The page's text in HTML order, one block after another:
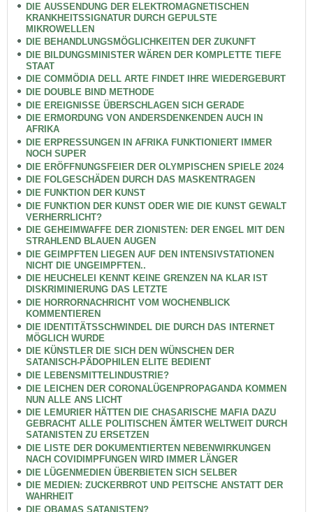
DIE AUSSENDUNG DER ELEKTROMAGNETISCHEN
KRANKHEITSSIGNATUR DURCH GEPULSTE
MIKROWELLEN
DIE BEHANDLUNGSMÖGLICHKEITEN DER ZUKUNFT
DIE BILDUNGSMINISTER WÄREN DER KOMPLETTE TIEFE
STAAT
DIE COMMÖDIA DELL ARTE FINDET IHRE WIEDERGEBURT
DIE DOUBLE BIND METHODE
DIE EREIGNISSE ÜBERSCHLAGEN SICH GERADE
DIE ERMORDUNG VON ANDERSDENKENDEN AUCH IN
AFRIKA
DIE ERPRESSUNGEN IN AFRIKA FUNKTIONIERT IMMER
NOCH SUPER
DIE ERÖFFNUNGSFEIER DER OLYMPISCHEN SPIELE 2024
DIE FOLGESCHÄDEN DURCH DAS MASKENTRAGEN
DIE FUNKTION DER KUNST
DIE FUNKTION DER KUNST ODER WIE DIE KUNST GEWALT
VERHERRLICHT?
DIE GEHEIMWAFFE DER ZIONISTEN: DER ENGEL MIT DEN
STRAHLEND BLAUEN AUGEN
DIE GEIMPFTEN LIEGEN AUF DEN INTENSIVSTATIONEN
NICHT DIE UNGEIMPFTEN..
DIE HEUCHELEI KENNT KEINE GRENZEN NA KLAR IST
DISKRIMINIERUNG DAS LETZTE
DIE HORRORNACHRICHT VOM WOCHENBLICK
KOMMENTIEREN
DIE IDENTITÄTSSCHWINDEL DIE DURCH DAS INTERNET
MÖGLICH WURDE
DIE KÜNSTLER DIE SICH DEN WÜNSCHEN DER
SATANISCH-PÄDOPHILEN ELITE BEDIENT
DIE LEBENSMITTELINDUSTRIE?
DIE LEICHEN DER CORONALÜGENPROPAGANDA KOMMEN
NUN ALLE ANS LICHT
DIE LEMURIER HÄTTEN DIE CHASARISCHE MAFIA DAZU
GEBRACHT ALLE POLITISCHEN ÄMTER WELTWEIT DURCH
SATANISTEN ZU ERSETZEN
DIE LISTE DER DOKUMENTIERTEN NEBENWIRKUNGEN
NACH COVIDIMPFUNGEN WIRD IMMER LÄNGER
DIE LÜGENMEDIEN ÜBERBIETEN SICH SELBER
DIE MEDIEN: ZUCKERBROT UND PEITSCHE ANSTATT DER
WAHRHEIT
DIE OBAMAS SATANISTEN?